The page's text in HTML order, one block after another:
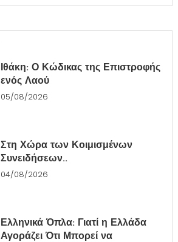
Ιθάκη: Ο Κώδικας της Επιστροφής
ενός Λαού
05/08/2026
Στη Χώρα των Κοιμισμένων
Συνειδήσεων..
04/08/2026
Ελληνικά Όπλα: Γιατί η Ελλάδα
Αγοράζει Ότι Μπορεί να